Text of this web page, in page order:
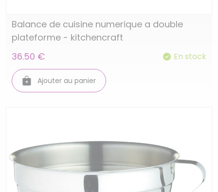
Balance de cuisine numerique a double
plateforme - kitchencraft
36.50 €
En stock
Ajouter au panier